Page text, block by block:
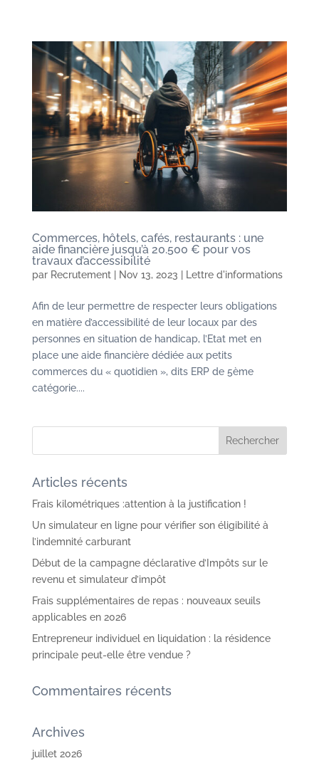
Commerces, hôtels, cafés, restaurants : une
aide financière jusqu’à 20.500 € pour vos
travaux d’accessibilité
par Recrutement| Nov 13, 2023 Lettre d'informations
Afin de leur permettre de respecter leurs obligations
en matière d’accessibilité de leur locaux par des
personnes en situation de handicap, l’Etat met en
place une aide financière dédiée aux petits
commerces du « quotidien », dits ERP de 5ème
catégorie....
Articles récents
Frais kilométriques :attention à la justification !
Un simulateur en ligne pour vérifier son éligibilité à
l’indemnité carburant
Début de la campagne déclarative d’Impôts sur le
revenu et simulateur d’impôt
Frais supplémentaires de repas : nouveaux seuils
applicables en 2026
Entrepreneur individuel en liquidation : la résidence
principale peut-elle être vendue ?
Commentaires récents
Archives
juillet 2026